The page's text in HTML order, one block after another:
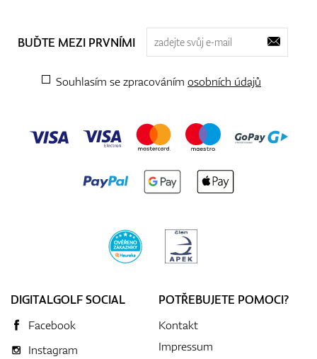
BUĎTE MEZI PRVNÍMI
Souhlasím se zpracováním osobních údajů
DIGITALGOLF SOCIAL
Facebook
Instagram
POTŘEBUJETE POMOCI?
Kontakt
Impressum